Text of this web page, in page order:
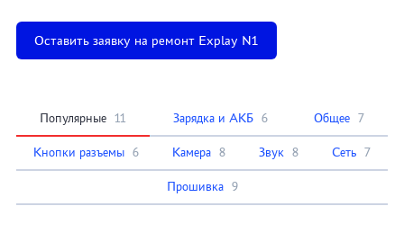
Оставить заявку на ремонт Explay N1
Популярные 11 Зарядка и АКБ 6 Общее 7
Кнопки разъемы 6 Камера 8 Звук 8 Сеть 7
Прошивка 9